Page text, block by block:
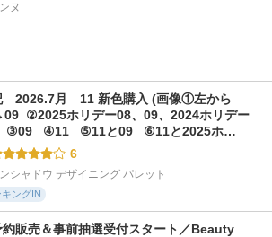
ヌ
　2026.7月　11 新色購入 (画像①左から
②2025ホリデー08、09、2024ホリデー
③09   ④11   ⑤11と09   ⑥11と2025ホ…
6
シャドウ デザイニング パレット
キングIN
約販売＆事前抽選受付スタート／Beauty